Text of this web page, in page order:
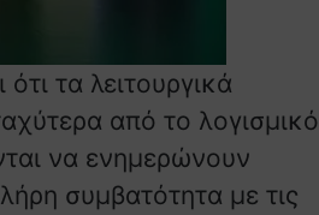
τα λειτουργικά
από το λογισμικό
να ενημερώνουν
συμβατότητα με τις